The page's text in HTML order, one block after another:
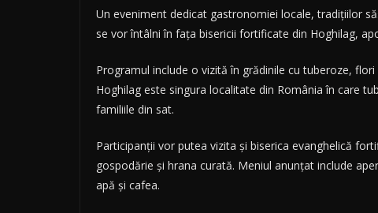
Un eveniment dedicat gastronomiei locale, tradițiilor
se vor întâlni în fața bisericii fortificate din Hoghilag,
Programul include o vizită în grădinile cu tuberoze,
Hoghilag este singura localitate din România în care
familiile din sat.
Participanții vor putea vizita și biserica evanghelică
gospodărie și hrana curată. Meniul anunțat include
apă și cafea.